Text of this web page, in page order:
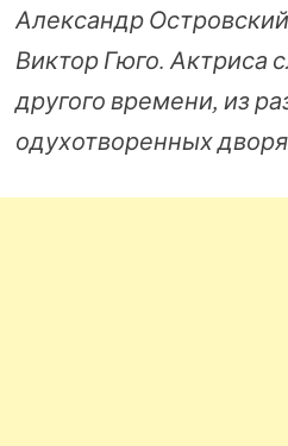
Александр
Виктор Гюго. Актриса
другого времени, из
одухотворенных